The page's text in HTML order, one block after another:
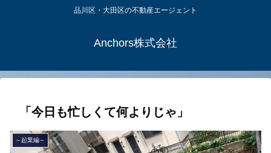
品川区・大田区の不動産エージェント
Anchors株式会社
「今日も忙しくて何よりじゃ」
～起業編～